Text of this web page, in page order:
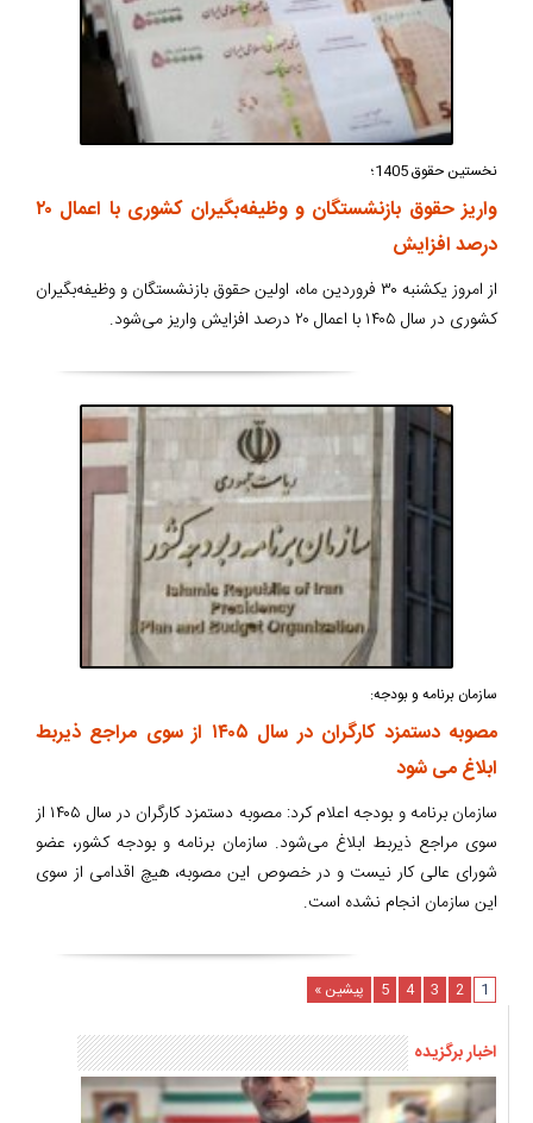
نخستین حقوق 1405؛
واریز حقوق بازنشستگان و وظیفه‌بگیران کشوری با اعمال ۲۰
درصد افزایش
از امروز یکشنبه ۳۰ فروردین ماه، اولین حقوق بازنشستگان و وظیفه‌بگیران
کشوری در سال ۱۴۰۵ با اعمال ۲۰ درصد افزایش واریز می‌شود.
سازمان برنامه و بودجه:
مصوبه دستمزد کارگران در سال ۱۴۰۵ از سوی مراجع ذیربط
ابلاغ می شود
سازمان برنامه و بودجه اعلام کرد: مصوبه دستمزد کارگران در سال ۱۴۰۵ از
سوی مراجع ذیربط ابلاغ می‌شود. سازمان برنامه و بودجه کشور، عضو
شورای عالی کار نیست و در خصوص این مصوبه، هیچ اقدامی از سوی
این سازمان انجام نشده است.
1
2
3
4
5 پیشین »
اخبار برگزیده